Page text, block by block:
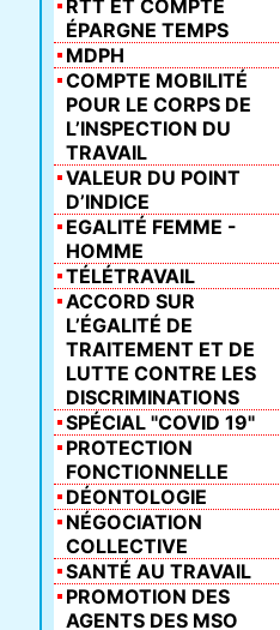
RTT ET COMPTE
ÉPARGNE TEMPS
MDPH
COMPTE MOBILITÉ
POUR LE CORPS DE
L’INSPECTION DU
TRAVAIL
VALEUR DU POINT
D’INDICE
EGALITÉ FEMME -
HOMME
TÉLÉTRAVAIL
ACCORD SUR
L’ÉGALITÉ DE
TRAITEMENT ET DE
LUTTE CONTRE LES
DISCRIMINATIONS
SPÉCIAL "COVID 19"
PROTECTION
FONCTIONNELLE
DÉONTOLOGIE
NÉGOCIATION
COLLECTIVE
SANTÉ AU TRAVAIL
PROMOTION DES
AGENTS DES MSO